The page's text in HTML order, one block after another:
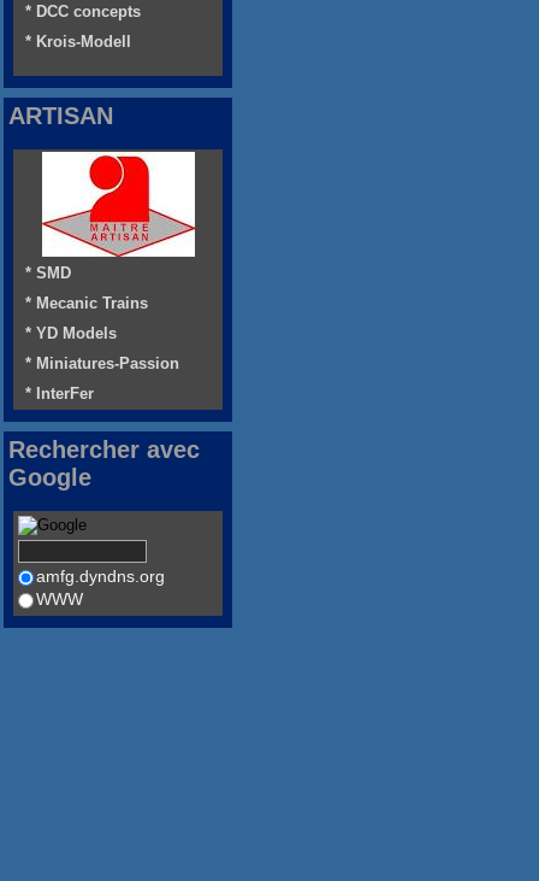
* DCC concepts
* Krois-Modell
ARTISAN
* SMD
* Mecanic Trains
* YD Models
* Miniatures-Passion
* InterFer
Rechercher avec
Google
amfg.dyndns.org
WWW